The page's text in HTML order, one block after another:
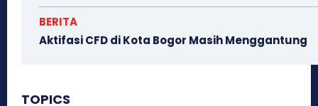
BERITA
Aktifasi CFD di Kota Bogor Masih Menggantung
TOPICS